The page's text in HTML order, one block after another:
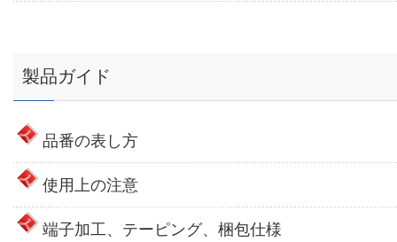
製品ガイド
品番の表し方
使用上の注意
端子加工、テーピング、梱包仕様